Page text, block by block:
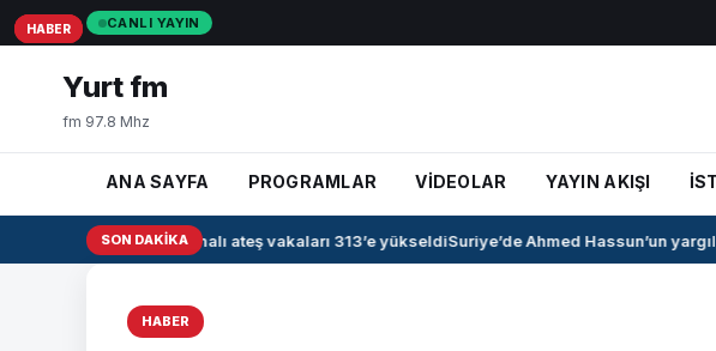
CANLI YAYIN
Yurt fm
fm 97.8 Mhz
ANA SAYFA PROGRAMLAR VİDEOLAR YAYIN AKIŞI
SON DAKIKA
Irak’ta kanamalı ateş vakaları 313’e yükseldiSuriye’de Ahmed Hassun’un
HABER
HABER
HABER
HABER